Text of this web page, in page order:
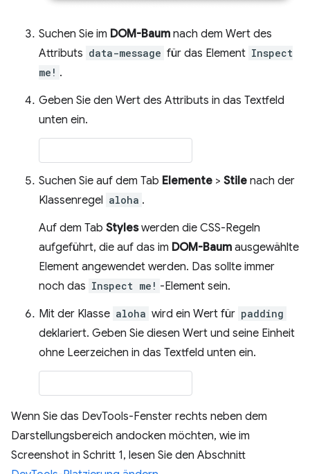
Suchen Sie im DOM-Baum nach dem Wert des
Attributs data-message für das Element Inspect
me! .
Geben Sie den Wert des Attributs in das Textfeld
unten ein.
Suchen Sie auf dem Tab Elemente > Stile nach der
Klassenregel aloha .
Auf dem Tab Styleswerden die CSS-Regeln
aufgeführt, die auf das im DOM-Baum ausgewählte
Element angewendet werden. Das sollte immer
noch das Inspect me! -Element sein.
Mit der Klasse aloha wird ein Wert für padding
deklariert. Geben Sie diesen Wert und seine Einheit
ohne Leerzeichen in das Textfeld unten ein.
Wenn Sie das DevTools-Fenster rechts neben dem
Darstellungsbereich andocken möchten, wie im
Screenshot in Schritt 1, lesen Sie den Abschnitt